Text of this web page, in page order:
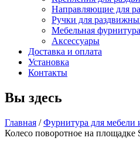
Направляющие для
Ручки для
Мебельная фурнитура
Аксессуары
Доставка и оплата
Установка
Контакты
Вы здесь
Главная / Фурнитура для мебели
Колесо поворотное на площадке